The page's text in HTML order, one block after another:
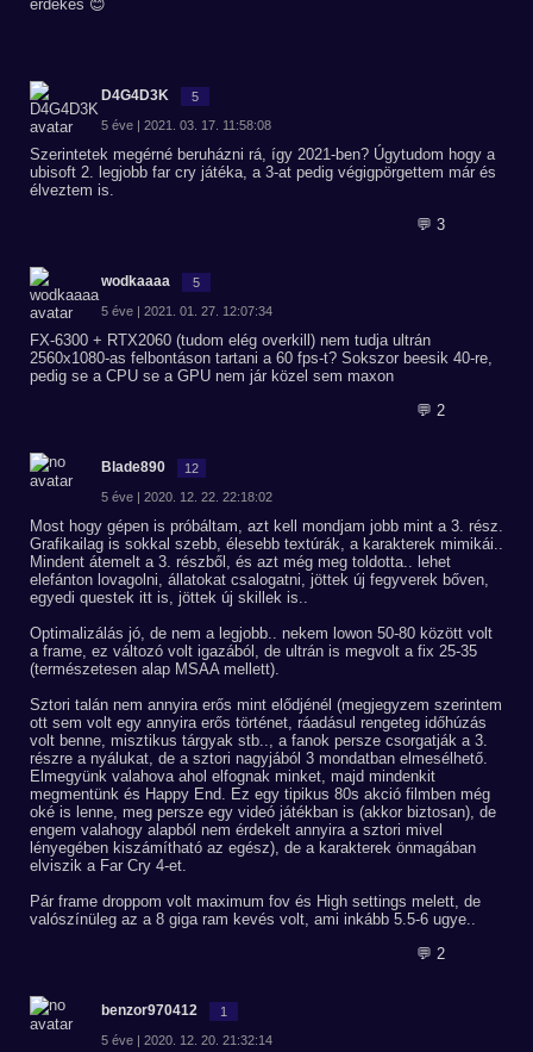
erdekes 😊
D4G4D3K 5
5 éve | 2021. 03. 17. 11:58:08
Szerintetek megérné beruházni rá, így 2021-ben? Úgytudom hogy a
ubisoft 2. legjobb far cry játéka, a 3-at pedig végigpörgettem már és
élveztem is.
💬 3
wodkaaaa 5
5 éve | 2021. 01. 27. 12:07:34
FX-6300 + RTX2060 (tudom elég overkill) nem tudja ultrán
2560x1080-as felbontáson tartani a 60 fps-t? Sokszor beesik 40-re,
pedig se a CPU se a GPU nem jár közel sem maxon
💬 2
Blade890 12
5 éve | 2020. 12. 22. 22:18:02
Most hogy gépen is próbáltam, azt kell mondjam jobb mint a 3. rész.
Grafikailag is sokkal szebb, élesebb textúrák, a karakterek mimikái..
Mindent átemelt a 3. részből, és azt még meg toldotta.. lehet
elefánton lovagolni, állatokat csalogatni, jöttek új fegyverek bőven,
egyedi questek itt is, jöttek új skillek is..
Optimalizálás jó, de nem a legjobb.. nekem lowon 50-80 között volt
a frame, ez változó volt igazából, de ultrán is megvolt a fix 25-35
(természetesen alap MSAA mellett).
Sztori talán nem annyira erős mint elődjénél (megjegyzem szerintem
ott sem volt egy annyira erős történet, ráadásul rengeteg időhúzás
volt benne, misztikus tárgyak stb.., a fanok persze csorgatják a 3.
részre a nyálukat, de a sztori nagyjából 3 mondatban elmesélhető.
Elmegyünk valahova ahol elfognak minket, majd mindenkit
megmentünk és Happy End. Ez egy tipikus 80s akció filmben még
oké is lenne, meg persze egy videó játékban is (akkor biztosan), de
engem valahogy alapból nem érdekelt annyira a sztori mivel
lényegében kiszámítható az egész), de a karakterek önmagában
elviszik a Far Cry 4-et.
Pár frame droppom volt maximum fov és High settings melett, de
valószínüleg az a 8 giga ram kevés volt, ami inkább 5.5-6 ugye..
💬 2
benzor970412 1
5 éve | 2020. 12. 20. 21:32:14